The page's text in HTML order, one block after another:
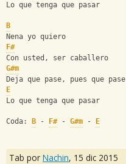
Lo que tenga que pasar
B
Nena yo quiero
F#
Con usted, ser caballero
G#m
Deja que pase, pues que pase
E
Lo que tenga que pasar
Coda: B - F# - G#m - E
Tab por Nachin, 15 dic 2015